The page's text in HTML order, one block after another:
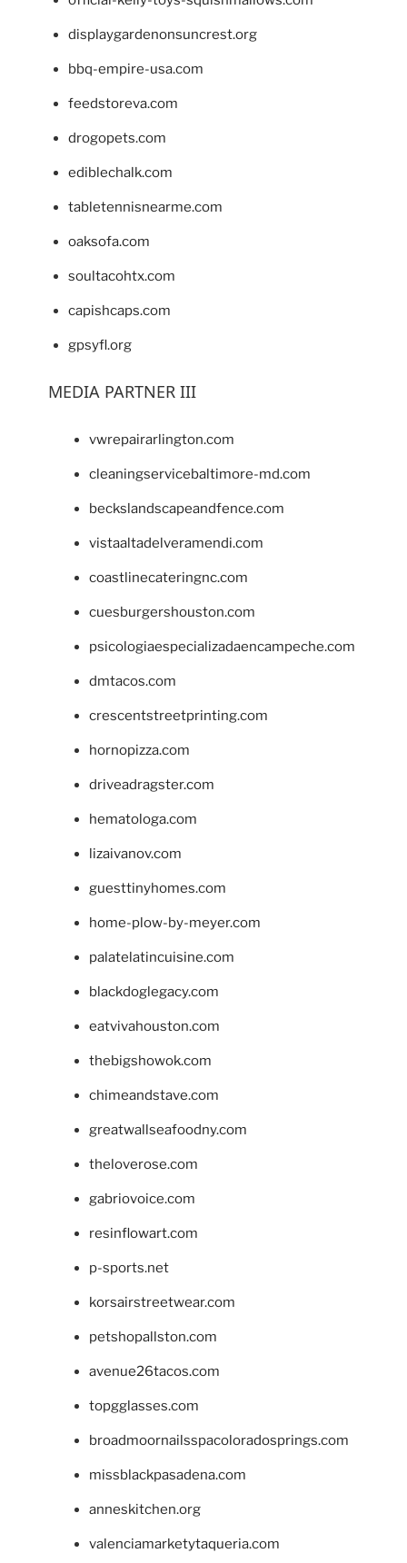
displaygardenonsuncrest.org
bbq-empire-usa.com
feedstoreva.com
drogopets.com
ediblechalk.com
tabletennisnearme.com
oaksofa.com
soultacohtx.com
capishcaps.com
gpsyfl.org
MEDIA PARTNER III
vwrepairarlington.com
cleaningservicebaltimore-md.com
beckslandscapeandfence.com
vistaaltadelveramendi.com
coastlinecateringnc.com
cuesburgershouston.com
psicologiaespecializadaencampeche.com
dmtacos.com
crescentstreetprinting.com
hornopizza.com
driveadragster.com
hematologa.com
lizaivanov.com
guesttinyhomes.com
home-plow-by-meyer.com
palatelatincuisine.com
blackdoglegacy.com
eatvivahouston.com
thebigshowok.com
chimeandstave.com
greatwallseafoodny.com
theloverose.com
gabriovoice.com
resinflowart.com
p-sports.net
korsairstreetwear.com
petshopallston.com
avenue26tacos.com
topgglasses.com
broadmoornailsspacoloradosprings.com
missblackpasadena.com
anneskitchen.org
valenciamarketytaqueria.com